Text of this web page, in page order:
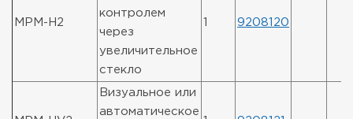
MPM-H2
контролем
через
увеличительное
стекло
1 9208120
Визуальное или
автоматическое